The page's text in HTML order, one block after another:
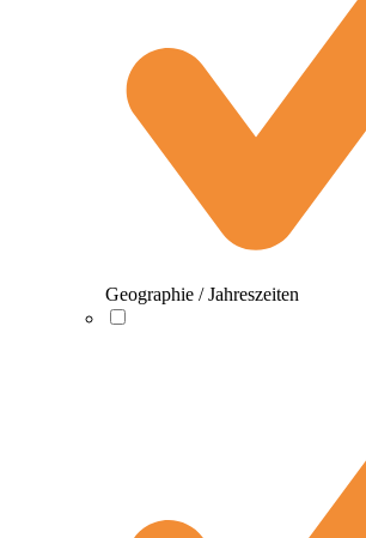
Geographie / Jahreszeiten